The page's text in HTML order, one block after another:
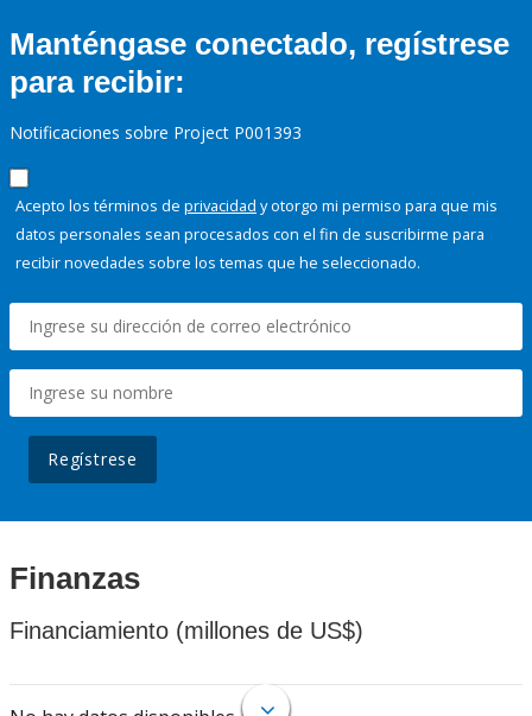
Manténgase conectado, regístrese
para recibir:
Notificaciones sobre Project P001393
Acepto los términos de privacidad y otorgo mi permiso para que mis
datos personales sean procesados con el fin de suscribirme para
recibir novedades sobre los temas que he seleccionado.
Regístrese
Finanzas
Financiamiento (millones de US$)